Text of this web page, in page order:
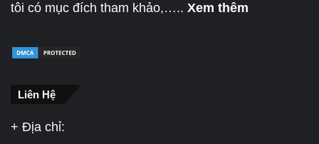
tôi có mục đích tham khảo,….. Xem thêm
Liên Hệ
+ Địa chỉ: